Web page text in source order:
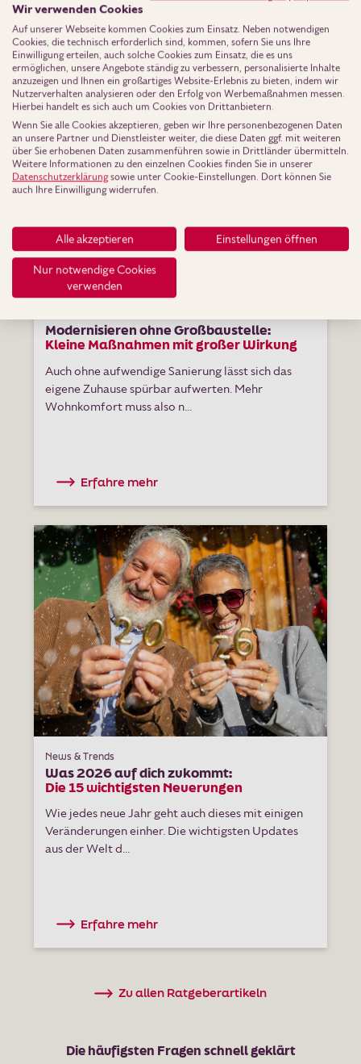
Wir verwenden Cookies
Auf unserer Webseite kommen Cookies zum Einsatz. Neben notwendigen
Cookies, die technisch erforderlich sind, kommen, sofern Sie uns Ihre
Einwilligung erteilen, auch solche Cookies zum Einsatz, die es uns
ermöglichen, unsere Angebote ständig zu verbessern, personalisierte Inhalte
anzuzeigen und Ihnen ein großartiges Website-Erlebnis zu bieten, indem wir
Nutzerverhalten analysieren oder den Erfolg von Werbemaßnahmen messen.
Hierbei handelt es sich auch um Cookies von Drittanbietern.
Wenn Sie alle Cookies akzeptieren, geben wir Ihre personenbezogenen Daten
an unsere Partner und Dienstleister weiter, die diese Daten ggf. mit weiteren
über Sie erhobenen Daten zusammenführen sowie in Drittländer übermitteln.
Weitere Informationen zu den einzelnen Cookies finden Sie in unserer
Datenschutzerklärungsowie unter Cookie-Einstellungen. Dort können Sie
auch Ihre Einwilligung widerrufen.
Alle akzeptieren Einstellungen öffnen
Nur notwendige Cookies
verwenden
Erfahre mehr
Modernisieren ohne Großbaustelle:
Kleine Maßnahmen mit großer Wirkung
Auch ohne aufwendige Sanierung lässt sich das
eigene Zuhause spürbar aufwerten. Mehr
Wohnkomfort muss also n...
Erfahre mehr
News & Trends
Was 2026 auf dich zukommt:
Die 15 wichtigsten Neuerungen
Wie jedes neue Jahr geht auch dieses mit einigen
Veränderungen einher. Die wichtigsten Updates
aus der Welt d...
Erfahre mehr
Zu allen Ratgeberartikeln
Die häufigsten Fragen schnell geklärt